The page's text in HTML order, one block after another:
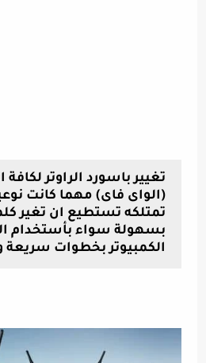
تغيير باسورد الراوتر لكافة
(الواى فاى) مهما كانت
تمتلكه تستطيع ان تغير
بسهولة سواء بأستخدام
الكمبيوتر بخطوات سريعة